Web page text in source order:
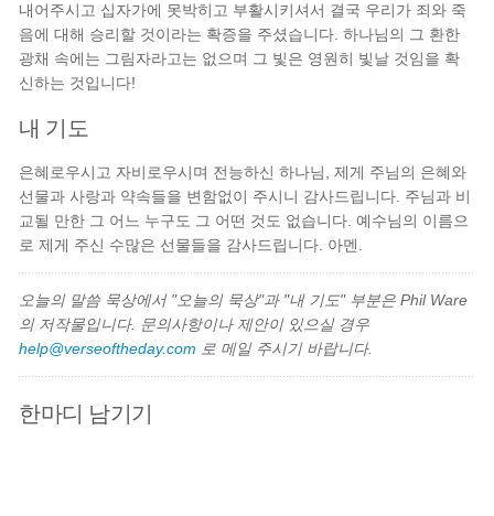
내어주시고 십자가에 못박히고 부활시키셔서 결국 우리가 죄와 죽
음에 대해 승리할 것이라는 확증을 주셨습니다. 하나님의 그 환한
광채 속에는 그림자라고는 없으며 그 빛은 영원히 빛날 것임을 확
신하는 것입니다!
내 기도
은혜로우시고 자비로우시며 전능하신 하나님, 제게 주님의 은혜와
선물과 사랑과 약속들을 변함없이 주시니 감사드립니다. 주님과 비
교될 만한 그 어느 누구도 그 어떤 것도 없습니다. 예수님의 이름으
로 제게 주신 수많은 선물들을 감사드립니다. 아멘.
오늘의 말씀 묵상에서 "오늘의 묵상"과 "내 기도" 부분은 Phil Ware
의 저작물입니다. 문의사항이나 제안이 있으실 경우
help@verseoftheday.com 로 메일 주시기 바랍니다.
한마디 남기기